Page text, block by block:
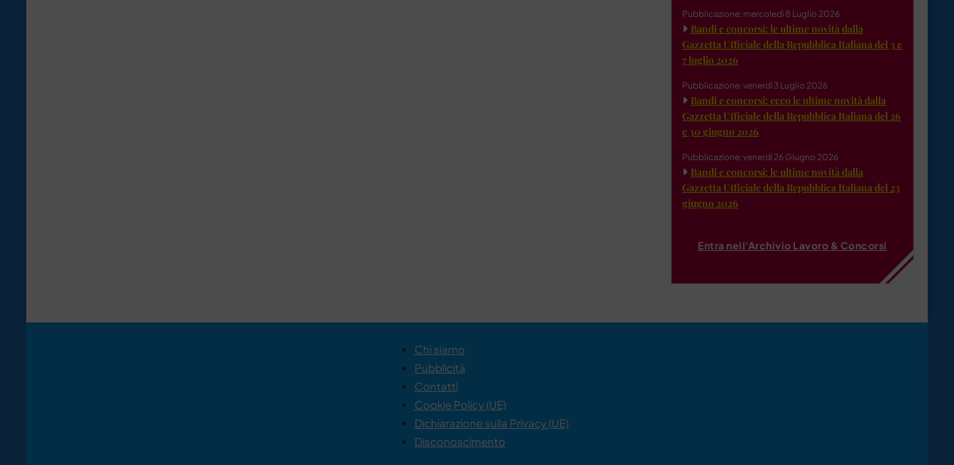
Pubblicazione: mercoledì 8 Luglio 2026
Bandi e concorsi: le ultime novità dalla
Gazzetta Ufficiale della Repubblica Italiana del 3 e
7 luglio 2026
Pubblicazione: venerdì 3 Luglio 2026
Bandi e concorsi: ecco le ultime novità dalla
Gazzetta Ufficiale della Repubblica Italiana del 26
e 30 giugno 2026
Pubblicazione: venerdì 26 Giugno 2026
Bandi e concorsi: le ultime novità dalla
Gazzetta Ufficiale della Repubblica Italiana del 23
giugno 2026
Entra nell'Archivio Lavoro & Concorsi
Chi siamo
Pubblicità
Contatti
Cookie Policy (UE)
Dichiarazione sulla Privacy (UE)
Disconoscimento